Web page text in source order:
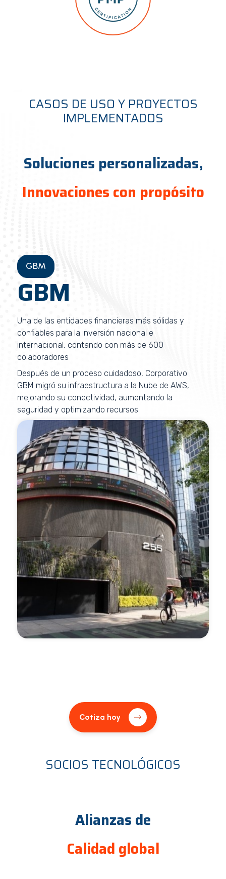
CASOS DE USO Y PROYECTOS
IMPLEMENTADOS
Soluciones personalizadas,
Innovaciones con propósito
GBM
GBM
Una de las entidades financieras más sólidas y
confiables para la inversión nacional e
internacional, contando con más de 600
colaboradores
Después de un proceso cuidadoso, Corporativo
GBM migró su infraestructura a la Nube de AWS,
mejorando su conectividad, aumentando la
seguridad y optimizando recursos
Cotiza hoy
SOCIOS TECNOLÓGICOS
Alianzas de
Calidad global